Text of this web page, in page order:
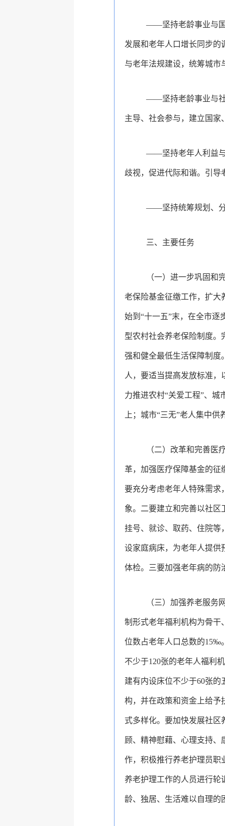
——坚持老龄事业与
发展和老年人口增长同步的
与老年法规建设，统筹城市
——坚持老龄事业与
主导、社会参与，建立国家
——坚持老年人利益
歧视，促进代际和谐。 引导
——坚持统筹规划、
三、 主要任务
（一）进一步巩固和
老保险基金征缴工作，扩大
始到“十一五”末，在全市
型农村社会养老保险制度。
强和健全最低生活保障制度
人，要适当提高发放标准，
力推进农村“关爱工程”、城
上；城市“三无”老人集中供
（二）改革和完善医
革，加强医疗保障基金的征
要充分考虑老年人特殊需求
象。二要建立和完善以社区
挂号、就诊、取药、住院等
设家庭病床，为老年人提供
体检。三要加强老年病的
（三）加强养老服务
制形式老年福利机构为骨干
位数占老年人口总数的15‰
不少于120张的老年人福利
建有内设床位不少于60张的
构，并在政策和资金上给予
式多样化。要加快发展社区
顾、精神慰藉、心理支持、
作，积极推行养老护理员职
养老护理工作的人员进行轮
龄、独居、生活难以自理的